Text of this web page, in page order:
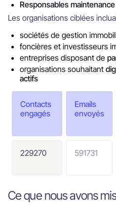
Responsables
Les organisations ciblées
sociétés de gestion
foncières et investisseurs
entreprises disposant de
organisations souhaitant
actifs
Contacts
engagés
Emails
envoyés
229270 591731
Ce que nous avons